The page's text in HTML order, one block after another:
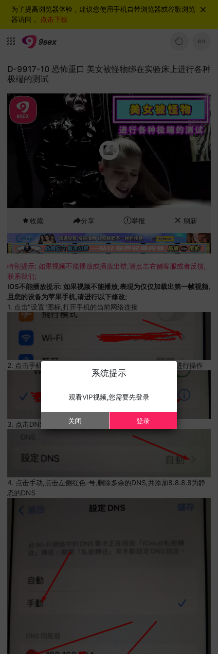
为了提高浏览器体验，建议您使用手机自带浏览器或谷歌浏览
器访问， 点击下载
en
D-9917-10 恐怖重口 美女被怪物绑在实验床上进行各种
极端的测试
收藏 分享 举报 刷新
特别提示: 如果视频不能播放或播放出错,请点击右侧客服或者反馈,
联系我们;
IOS不能播放提示: 如果视频不能播放,表现为仅仅加载出第一帧视频,
且您的设备为苹果手机,请进行以下修改;
1. 点击"设置"图标,打开手机的当前网络连接
2. 点击手机的当前网络连接,上边有一个感叹号,点击可以进行操作
3. 点击DNS设置
4. 点击手动,点击左侧红色-号,删除多余的DNS,并添加8.8.8.8为静
态的DNS
系统提示
观看VIP视频,您需要先登录
关闭 登录